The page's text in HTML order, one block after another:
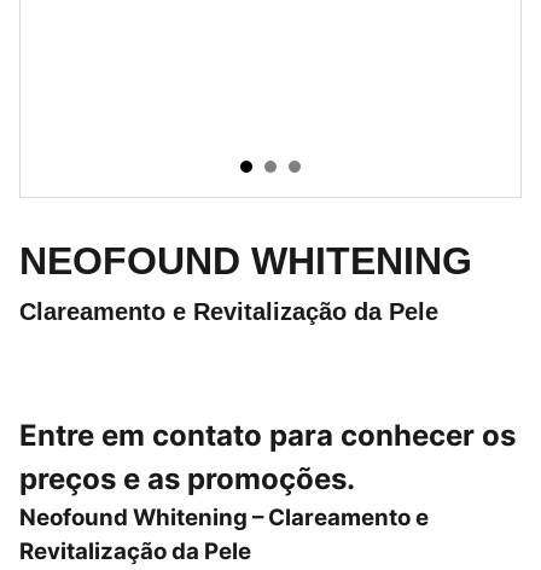
NEOFOUND WHITENING
Clareamento e Revitalização da Pele
Entre em contato para conhecer os
preços e as promoções.
Neofound Whitening – Clareamento e
Revitalização da Pele